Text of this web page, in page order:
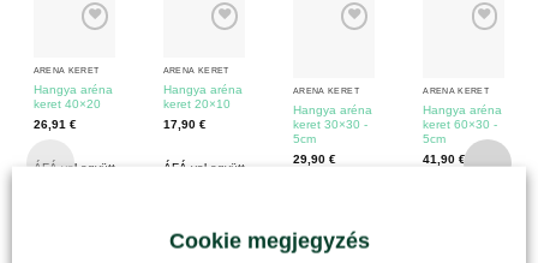
ARÉNA KERET
Hangya aréna
keret 40×20
26,91 €
ÁFÁ-val együtt
ARÉNA KERET
Hangya aréna
keret 20×10
17,90 €
ÁFÁ-val együtt
ARÉNA KERET
Hangya aréna
keret 30×30 -
5cm
29,90 €
pluszSzállítási
költségek
ARÉNA KERET
Hangya aréna
keret 60×30 -
5cm
41,90€
Cookie megjegyzés